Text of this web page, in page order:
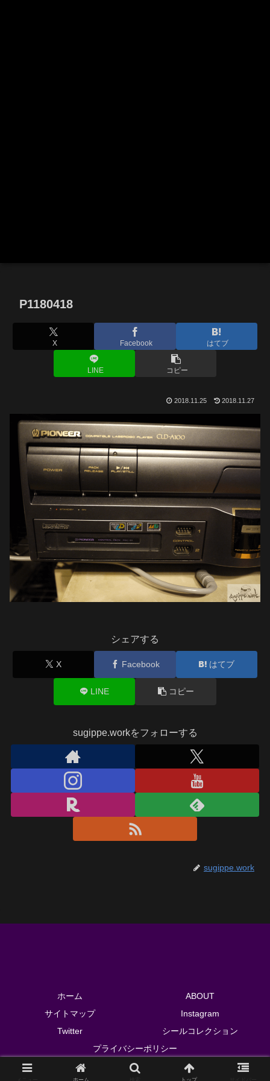
P1180418
X Facebook はてブ
LINE コピー
2018.11.25 2018.11.27
シェアする
X Facebook はてブ
LINE コピー
sugippe.workをフォローする
sugippe.work
ホーム
ABOUT
サイトマップ
Instagram
Twitter
シールコレクション
プライバシーポリシー
© 2018 sugippe.work.
ホーム トップ